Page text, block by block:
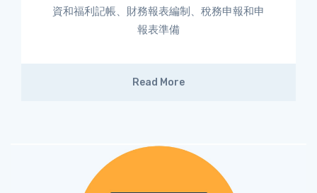
資和福利記帳、財務報表編制、稅務申報和申
報表準備
Read More